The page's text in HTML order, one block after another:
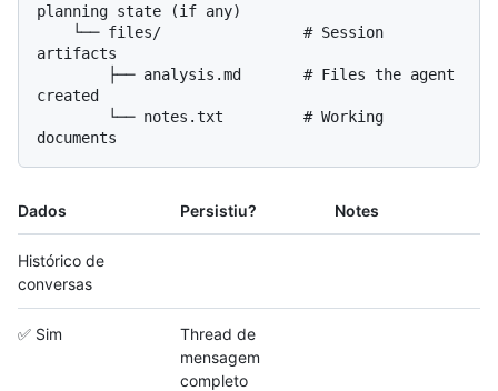
planning state (if any)
artifacts
created
Dados Persistiu? Notes
Histórico de
conversas
✅ Sim
Thread de
mensagem
completo